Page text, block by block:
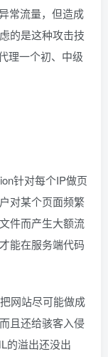
常流量，但造成
的是这种攻击技
理一个初、中级
针对每个IP做页
对某个页面频繁
件而产生大额流
能在服务端代码
网站尽可能做成
且还给骇客入侵
的溢出还没出